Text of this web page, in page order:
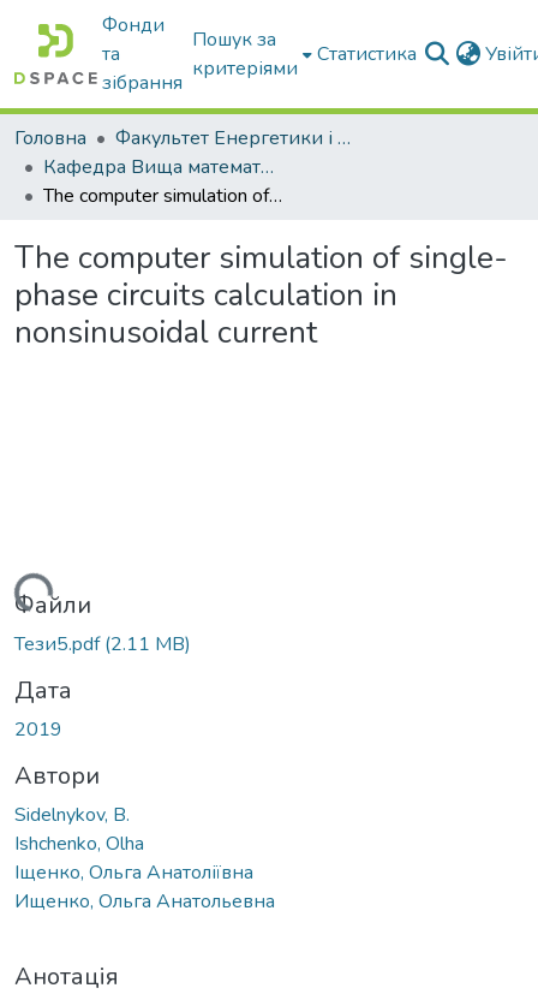
Фонди
та
зібрання
Пошук за
критеріями
Статистика
Головна
Факультет Енергетики і комп'ютерних технологій
Кафедра Вища математика та фізика
The computer simulation of single-phase circuits calculation in nonsinusoidal current
The computer simulation of single-
phase circuits calculation in
nonsinusoidal current
Вантажиться...
Файли
Тези5.pdf(2.11 MB)
Дата
2019
Автори
Sidelnykov, B.
Ishchenko, Olha
Іщенко, Ольга Анатоліївна
Ищенко, Ольга Анатольевна
Анотація